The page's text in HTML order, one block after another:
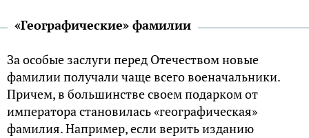
«Географические» фамилии
За особые заслуги перед Отечеством новые
фамилии получали чаще всего военачальники.
Причем, в большинстве своем подарком от
императора становилась «географическая»
фамилия. Например, если верить изданию